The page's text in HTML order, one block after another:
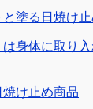
塗る日焼け
身体に取り
け止め商品